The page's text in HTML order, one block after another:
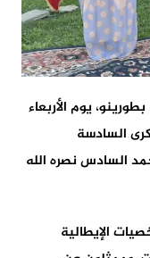
يوم الأربعاء
الذكرى السادسة
السادس نصره الله
الإيطالية